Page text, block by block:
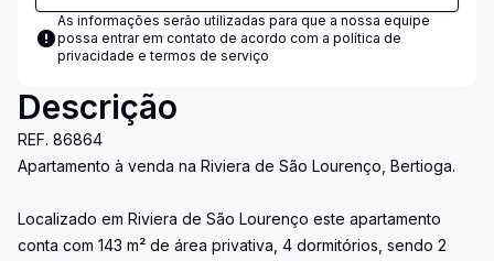
As informações serão utilizadas para que a nossa equipe
possa entrar em contato de acordo com a política de
privacidade e termos de serviço
Descrição
REF. 86864
Apartamento à venda na Riviera de São Lourenço, Bertioga.
Localizado em Riviera de São Lourenço este apartamento
conta com 143 m² de área privativa, 4 dormitórios, sendo 2